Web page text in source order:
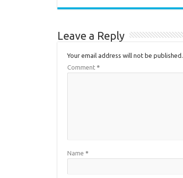
Leave a Reply
Your email address will not be published.
Comment *
Name *